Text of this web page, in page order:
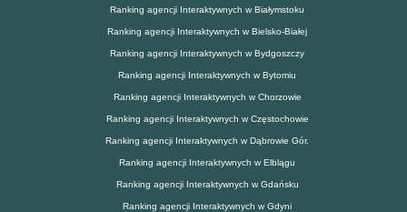
Ranking agencji Interaktywnych w Białymstoku
Ranking agencji Interaktywnych w Bielsko-Białej
Ranking agencji Interaktywnych w Bydgoszczy
Ranking agencji Interaktywnych w Bytomiu
Ranking agencji Interaktywnych w Chorzowie
Ranking agencji Interaktywnych w Częstochowie
Ranking agencji Interaktywnych w Dąbrowie Gór.
Ranking agencji Interaktywnych w Elblągu
Ranking agencji Interaktywnych w Gdańsku
Ranking agencji Interaktywnych w Gdyni